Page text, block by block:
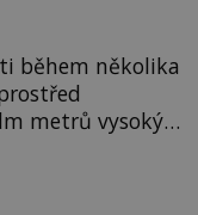
během několika
metrů vysoký
let odolává
Jeho